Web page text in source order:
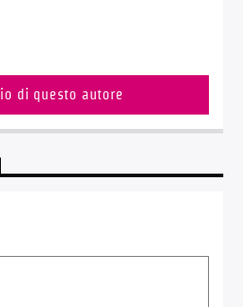
di questo autore